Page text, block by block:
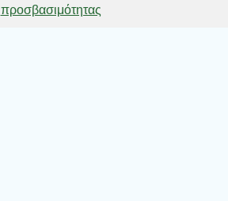
προσβασιμότητας